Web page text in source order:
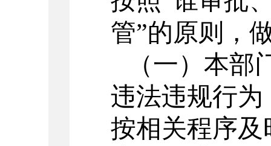
管”的原则，
（一）本部
违法违规行
按相关程序